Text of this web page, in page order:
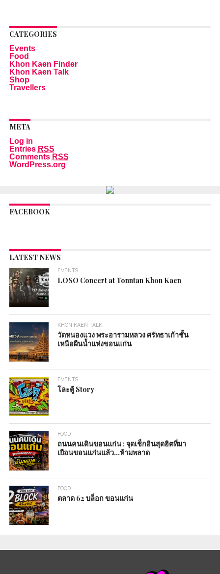
CATEGORIES
Events
Food
Khon Kaen Finder
Khon Kaen Talk
Shop
Travellers
META
Log in
Entries RSS
Comments RSS
WordPress.org
FACEBOOK
LATEST NEWS
EVENTS
LOSO Concert at Tonntan Khon Kaen
KHON KAEN TALK
วัดหนองแวง พระอารามหลวง ศรัทธาเก้าชั้น
เหนือผืนน้ำแห่งขอนแก่น
EVENTS
โละตู้ Story
FOOD
ถนนคนเดินขอนแก่น : จุดเช็กอินสุดฮิตที่มา
เยือนขอนแก่นแล้ว…ห้ามพลาด
FOOD
ตลาด 62 บล็อก ขอนแก่น